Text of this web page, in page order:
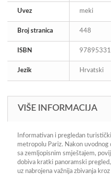
Uvez meki
Broj stranica 448
ISBN
Jezik Hrvatski
VIŠE INFORMACIJA
Informativan i pregledan
metropolu Pariz. Nakon
sa zemljopisnim smještajem,
dobiva kratki panoramski
uz nabrojena važnija zbivanja